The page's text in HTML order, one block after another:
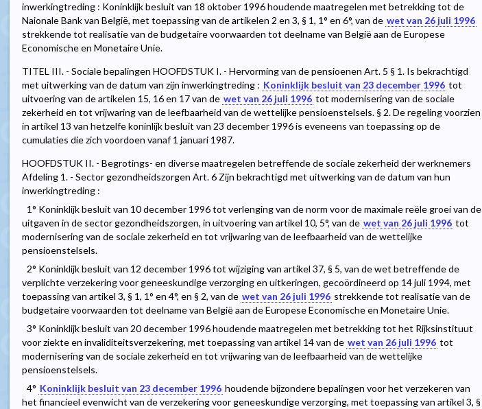
inwerkingtreding : Koninklijk besluit van 18 oktober 1996 houdende maatregelen met betrekking tot de
Naionale Bank van België, met toepassing van de artikelen 2 en 3, § 1, 1° en 6°, van de wet van 26 juli 1996
strekkende tot realisatie van de budgetaire voorwaarden tot deelname van België aan de Europese
Economische en Monetaire Unie.
TITEL III. - Sociale bepalingen HOOFDSTUK I. - Hervorming van de pensioenen Art. 5 § 1. Is bekrachtigd
met uitwerking van de datum van zijn inwerkingtreding : Koninklijk besluit van 23 december 1996 tot
uitvoering van de artikelen 15, 16 en 17 van de wet van 26 juli 1996 tot modernisering van de sociale
zekerheid en tot vrijwaring van de leefbaarheid van de wettelijke pensioenstelsels. § 2. De regeling voorzien
in artikel 13 van hetzelfe koninlijk besluit van 23 december 1996 is eveneens van toepassing op de
cumulaties die zich voordoen vanaf 1 januari 1987.
HOOFDSTUK II. - Begrotings- en diverse maatregelen betreffende de sociale zekerheid der werknemers
Afdeling 1. - Sector gezondheidszorgen Art. 6 Zijn bekrachtigd met uitwerking van de datum van hun
inwerkingtreding :
1° Koninklijk besluit van 10 december 1996 tot verlenging van de norm voor de maximale reële groei van de
uitgaven in de sector gezondheidszorgen, in uitvoering van artikel 10, 5°, van de wet van 26 juli 1996 tot
modernisering van de sociale zekerheid en tot vrijwaring van de leefbaarheid van de wettelijke
pensioenstelsels.
2° Koninklijk besluit van 12 december 1996 tot wijziging van artikel 37, § 5, van de wet betreffende de
verplichte verzekering voor geneeskundige verzorging en uitkeringen, gecoördineerd op 14 juli 1994, met
toepassing van artikel 3, § 1, 1° en 4°, en § 2, van de wet van 26 juli 1996 strekkende tot realisatie van de
budgetaire voorwaarden tot deelname van België aan de Europese Economische en Monetaire Unie.
3° Koninklijk besluit van 20 december 1996 houdende maatregelen met betrekking tot het Rijksinstituut
voor ziekte en invaliditeitsverzekering, met toepassing van artikel 14 van de wet van 26 juli 1996 tot
modernisering van de sociale zekerheid en tot vrijwaring van de leefbaarheid van de wettelijke
pensioenstelsels.
4° Koninklijk besluit van 23 december 1996 houdende bijzondere bepalingen voor het verzekeren van
het financieel evenwicht van de verzekering voor geneeskundige verzorging, met toepassing van artikel 3, §